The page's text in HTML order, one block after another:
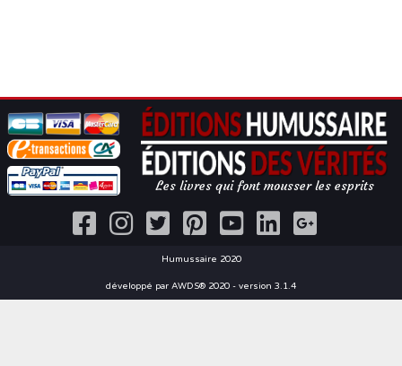
Les livres qui font mousser les esprits
Humussaire 2020
développé par AWDS® 2020 - version 3.1.4